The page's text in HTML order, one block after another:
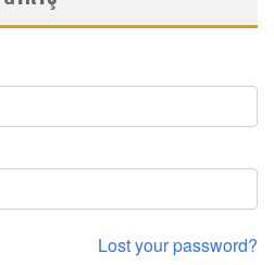
Lost your password?